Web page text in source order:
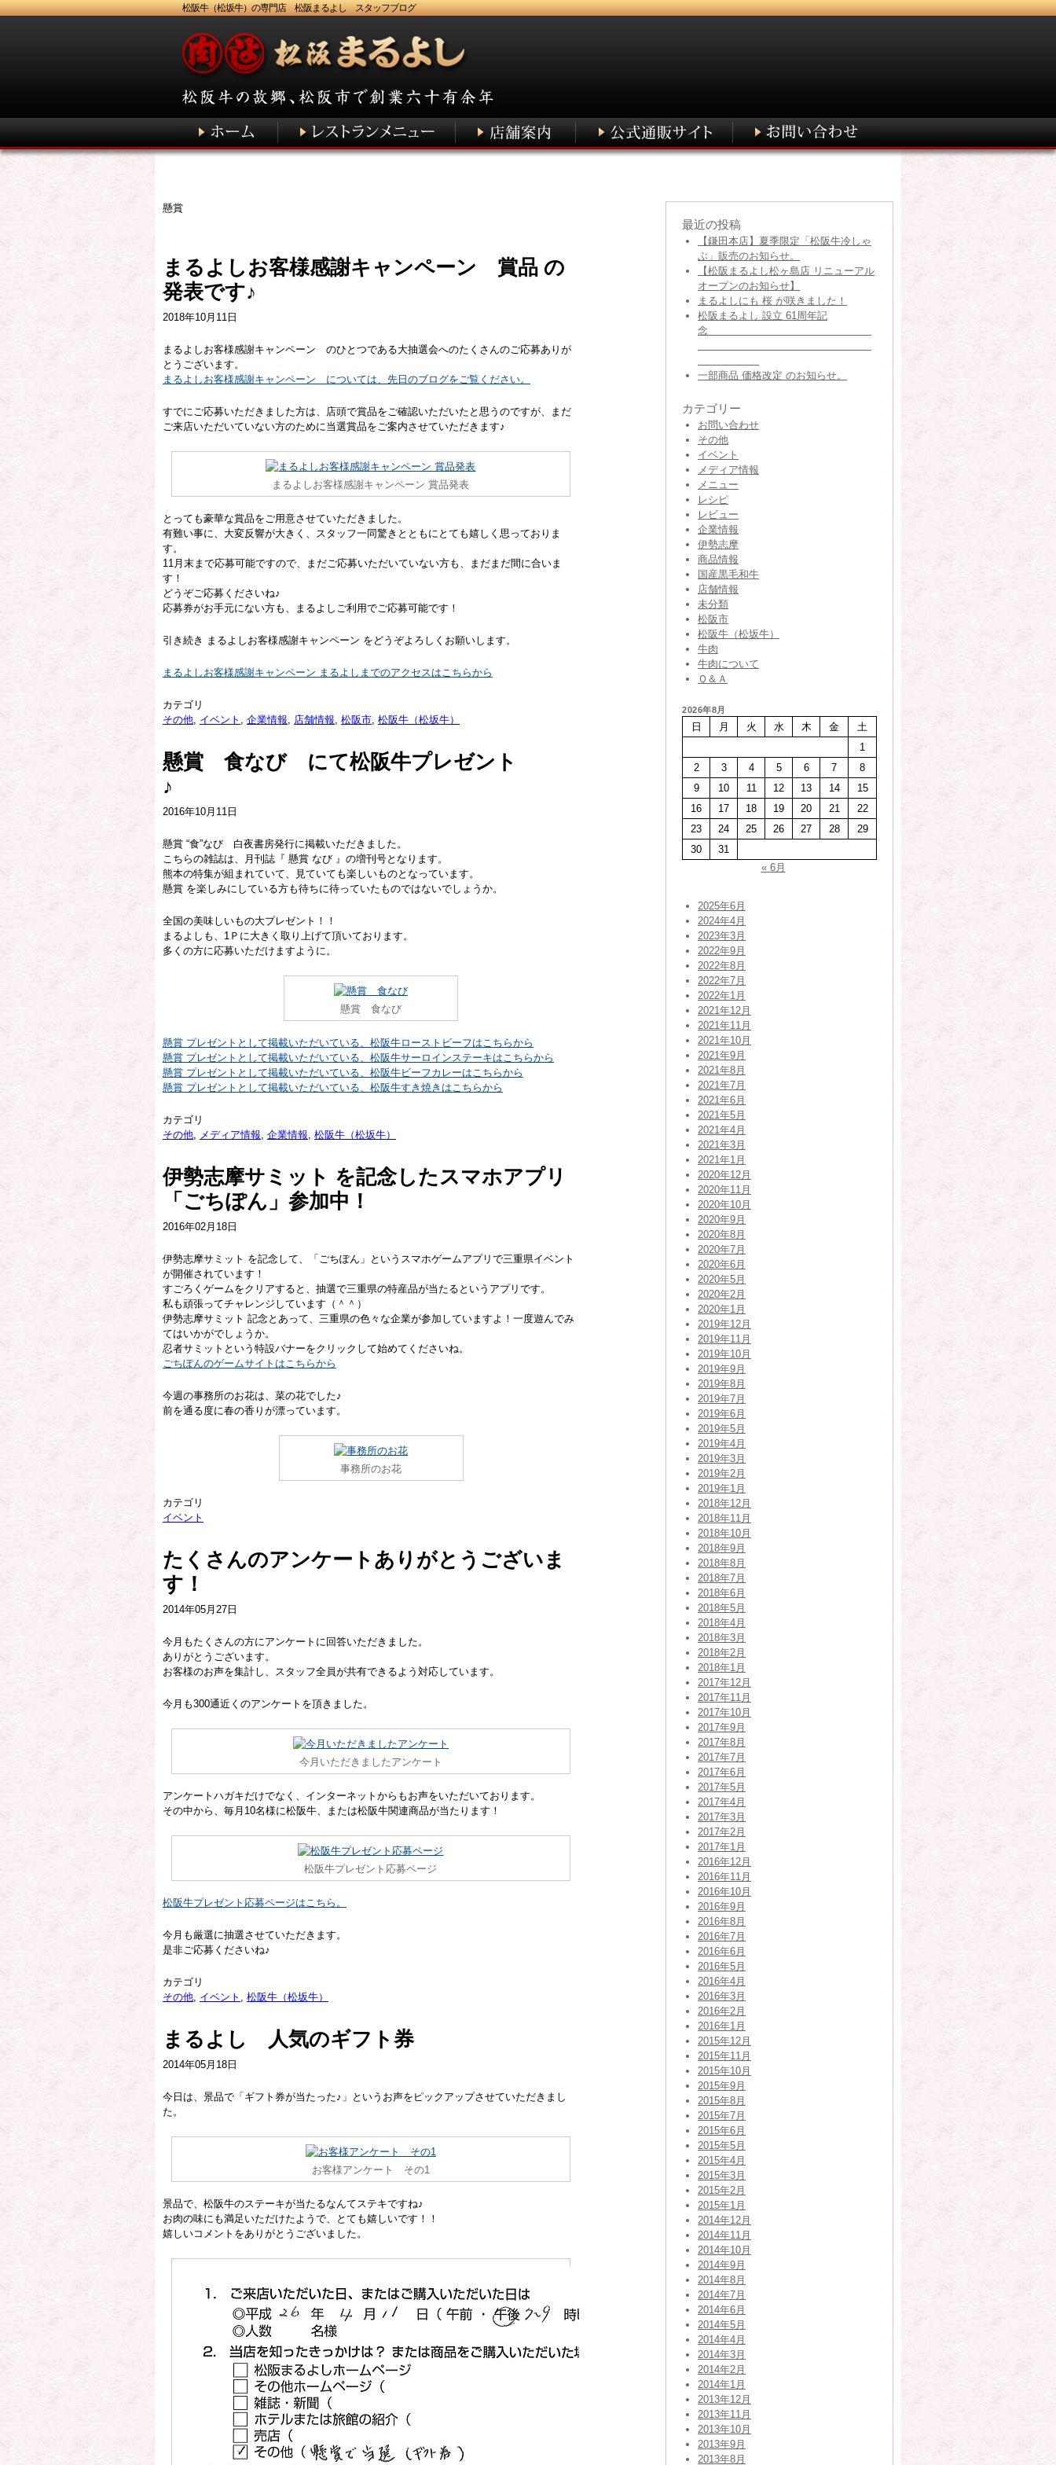
松阪牛（松坂牛）の専門店 松阪まるよし スタッフブログ
懸賞
まるよしお客様感謝キャンペーン 賞品 の
発表です♪
2018年10月11日
まるよしお客様感謝キャンペーン のひとつである大抽選会へのたくさんのご応募ありが
とうございます。
まるよしお客様感謝キャンペーン については、先日のブログをご覧ください。
すでにご応募いただきました方は、店頭で賞品をご確認いただいたと思うのですが、まだ
ご来店いただいていない方のために当選賞品をご案内させていただきます♪
まるよしお客様感謝キャンペーン 賞品発表
とっても豪華な賞品をご用意させていただきました。
有難い事に、大変反響が大きく、スタッフ一同驚きとともにとても嬉しく思っておりま
す。
11月末まで応募可能ですので、まだご応募いただいていない方も、まだまだ間に合いま
す！
どうぞご応募くださいね♪
応募券がお手元にない方も、まるよしご利用でご応募可能です！
引き続き まるよしお客様感謝キャンペーン をどうぞよろしくお願いします。
まるよしお客様感謝キャンペーン まるよしまでのアクセスはこちらから
カテゴリ
その他, イベント , 企業情報, 店舗情報, 松阪市, 松阪牛（松坂牛）
懸賞 食なび にて松阪牛プレゼント
♪
2016年10月11日
懸賞 “食”なび 白夜書房発行に掲載いただきました。
こちらの雑誌は、月刊誌『 懸賞 なび 』の増刊号となります。
熊本の特集が組まれていて、見ていても楽しいものとなっています。
懸賞 を楽しみにしている方も待ちに待っていたものではないでしょうか。
全国の美味しいもの大プレゼント！！
まるよしも、1Ｐに大きく取り上げて頂いております。
多くの方に応募いただけますように。
懸賞 食なび
懸賞 プレゼントとして掲載いただいている、松阪牛ローストビーフはこちらから
懸賞 プレゼントとして掲載いただいている、松阪牛サーロインステーキはこちらから
懸賞 プレゼントとして掲載いただいている、松阪牛ビーフカレーはこちらから
懸賞 プレゼントとして掲載いただいている、松阪牛すき焼きはこちらから
カテゴリ
その他, メディア情報, 企業情報, 松阪牛（松坂牛）
伊勢志摩サミット を記念したスマホアプリ
「ごちぽん」参加中！
2016年02月18日
伊勢志摩サミット を記念して、「ごちぽん」というスマホゲームアプリで三重県イベント
が開催されています！
すごろくゲームをクリアすると、抽選で三重県の特産品が当たるというアプリです。
私も頑張ってチャレンジしています（＾＾）
伊勢志摩サミット 記念とあって、三重県の色々な企業が参加していますよ！一度遊んでみ
てはいかがでしょうか。
忍者サミットという特設バナーをクリックして始めてくださいね。
ごちぽんのゲームサイトはこちらから
今週の事務所のお花は、菜の花でした♪
前を通る度に春の香りが漂っています。
事務所のお花
カテゴリ
イベント
たくさんのアンケートありがとうございま
す！
2014年05月27日
今月もたくさんの方にアンケートに回答いただきました。
ありがとうございます。
お客様のお声を集計し、スタッフ全員が共有できるよう対応しています。
今月も300通近くのアンケートを頂きました。
今月いただきましたアンケート
アンケートハガキだけでなく、インターネットからもお声をいただいております。
その中から、毎月10名様に松阪牛、または松阪牛関連商品が当たります！
松阪牛プレゼント応募ページ
松阪牛プレゼント応募ページはこちら。
今月も厳選に抽選させていただきます。
是非ご応募くださいね♪
カテゴリ
その他, イベント , 松阪牛（松坂牛）
まるよし 人気のギフト券
2014年05月18日
今日は、景品で「ギフト券が当たった♪」というお声をピックアップさせていただきまし
た。
お客様アンケート その1
景品で、松阪牛のステーキが当たるなんてステキですね♪
お肉の味にも満足いただけたようで、とても嬉しいです！！
嬉しいコメントをありがとうございました。
最近の投稿
【鎌田本店】夏季限定「松阪牛冷しゃ
ぶ」販売のお知らせ。
【松阪まるよし松ヶ島店 リニューアル
オープンのお知らせ】
まるよしにも 桜 が咲きました！
松阪まるよし 設立 61周年記
念
一部商品 価格改定 のお知らせ。
カテゴリー
お問い合わせ
その他
イベント
メディア情報
メニュー
レシピ
レビュー
企業情報
伊勢志摩
商品情報
国産黒毛和牛
店舗情報
未分類
松阪市
松阪牛（松坂牛）
牛肉
牛肉について
Ｑ＆Ａ
2026年8月
日 月 火 水 木 金
土
1
2
3 4 5 6 7
8
9
10 11 12 13 14
15
16
17 18 19 20 21
22
23
24 25 26 27 28
29
30
31
« 6月
2025年6月
2024年4月
2023年3月
2022年9月
2022年8月
2022年7月
2022年1月
2021年12月
2021年11月
2021年10月
2021年9月
2021年8月
2021年7月
2021年6月
2021年5月
2021年4月
2021年3月
2021年1月
2020年12月
2020年11月
2020年10月
2020年9月
2020年8月
2020年7月
2020年6月
2020年5月
2020年2月
2020年1月
2019年12月
2019年11月
2019年10月
2019年9月
2019年8月
2019年7月
2019年6月
2019年5月
2019年4月
2019年3月
2019年2月
2019年1月
2018年12月
2018年11月
2018年10月
2018年9月
2018年8月
2018年7月
2018年6月
2018年5月
2018年4月
2018年3月
2018年2月
2018年1月
2017年12月
2017年11月
2017年10月
2017年9月
2017年8月
2017年7月
2017年6月
2017年5月
2017年4月
2017年3月
2017年2月
2017年1月
2016年12月
2016年11月
2016年10月
2016年9月
2016年8月
2016年7月
2016年6月
2016年5月
2016年4月
2016年3月
2016年2月
2016年1月
2015年12月
2015年11月
2015年10月
2015年9月
2015年8月
2015年7月
2015年6月
2015年5月
2015年4月
2015年3月
2015年2月
2015年1月
2014年12月
2014年11月
2014年10月
2014年9月
2014年8月
2014年7月
2014年6月
2014年5月
2014年4月
2014年3月
2014年2月
2014年1月
2013年12月
2013年11月
2013年10月
2013年9月
2013年8月